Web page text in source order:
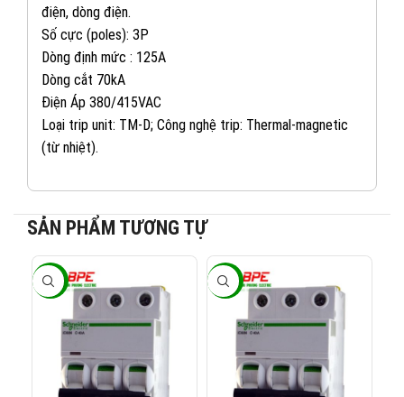
điện, dòng điện.
Số cực (poles): 3P
Dòng định mức : 125A
Dòng cắt 70kA
Điện Áp 380/415VAC
Loại trip unit: TM-D; Công nghệ trip: Thermal-magnetic
(từ nhiệt).
SẢN PHẨM TƯƠNG TỰ
-40% -40%
KINH DOANH 1: 082 234 2688
KINH DOANH 2: 0965 101 613
KINH DOANH 3: 0824 927 568
KINH DOANH 4: 0823 944 186